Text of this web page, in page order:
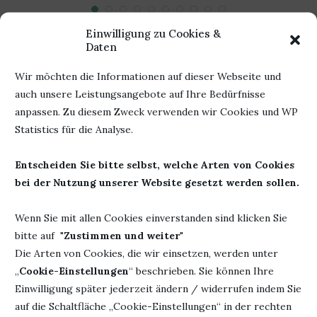
Einwilligung zu Cookies &
Daten
Wir möchten die Informationen auf dieser Webseite und
auch unsere Leistungsangebote auf Ihre Bedürfnisse
anpassen. Zu diesem Zweck verwenden wir Cookies und WP
Statistics für die Analyse.
Entscheiden Sie bitte selbst, welche Arten von Cookies
bei der Nutzung unserer Website gesetzt werden sollen.
Wenn Sie mit allen Cookies einverstanden sind klicken Sie
bitte auf "Zustimmen und weiter"
Die Arten von Cookies, die wir einsetzen, werden unter
„Cookie-Einstellungen“ beschrieben. Sie können Ihre
Einwilligung später jederzeit ändern / widerrufen indem Sie
auf die Schaltfläche „Cookie-Einstellungen“ in der rechten
HINTERLASSE EINEN KOMMENTAR